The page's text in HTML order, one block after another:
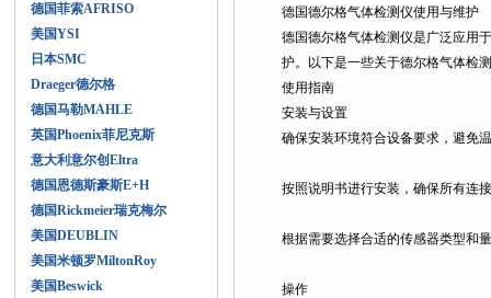
德国菲索AFRISO
美国YSI
日本SMC
Draeger德尔格
德国马勒MAHLE
英国Phoenix菲尼克斯
意大利意尔创Eltra
德国恩德斯豪斯E+H
德国Rickmeier瑞克梅尔
美国DEUBLIN
美国米顿罗MiltonRoy
美国Beswick
德国德尔格气体检测仪使用与维护
德国德尔格气体检测仪是广泛应用于
护。以下是一些关于德尔格气体检
使用指南
安装与设置
确保安装环境符合设备要求，避免温
按照说明书进行安装，确保所有连接
根据需要选择合适的传感器类型和量程
操作